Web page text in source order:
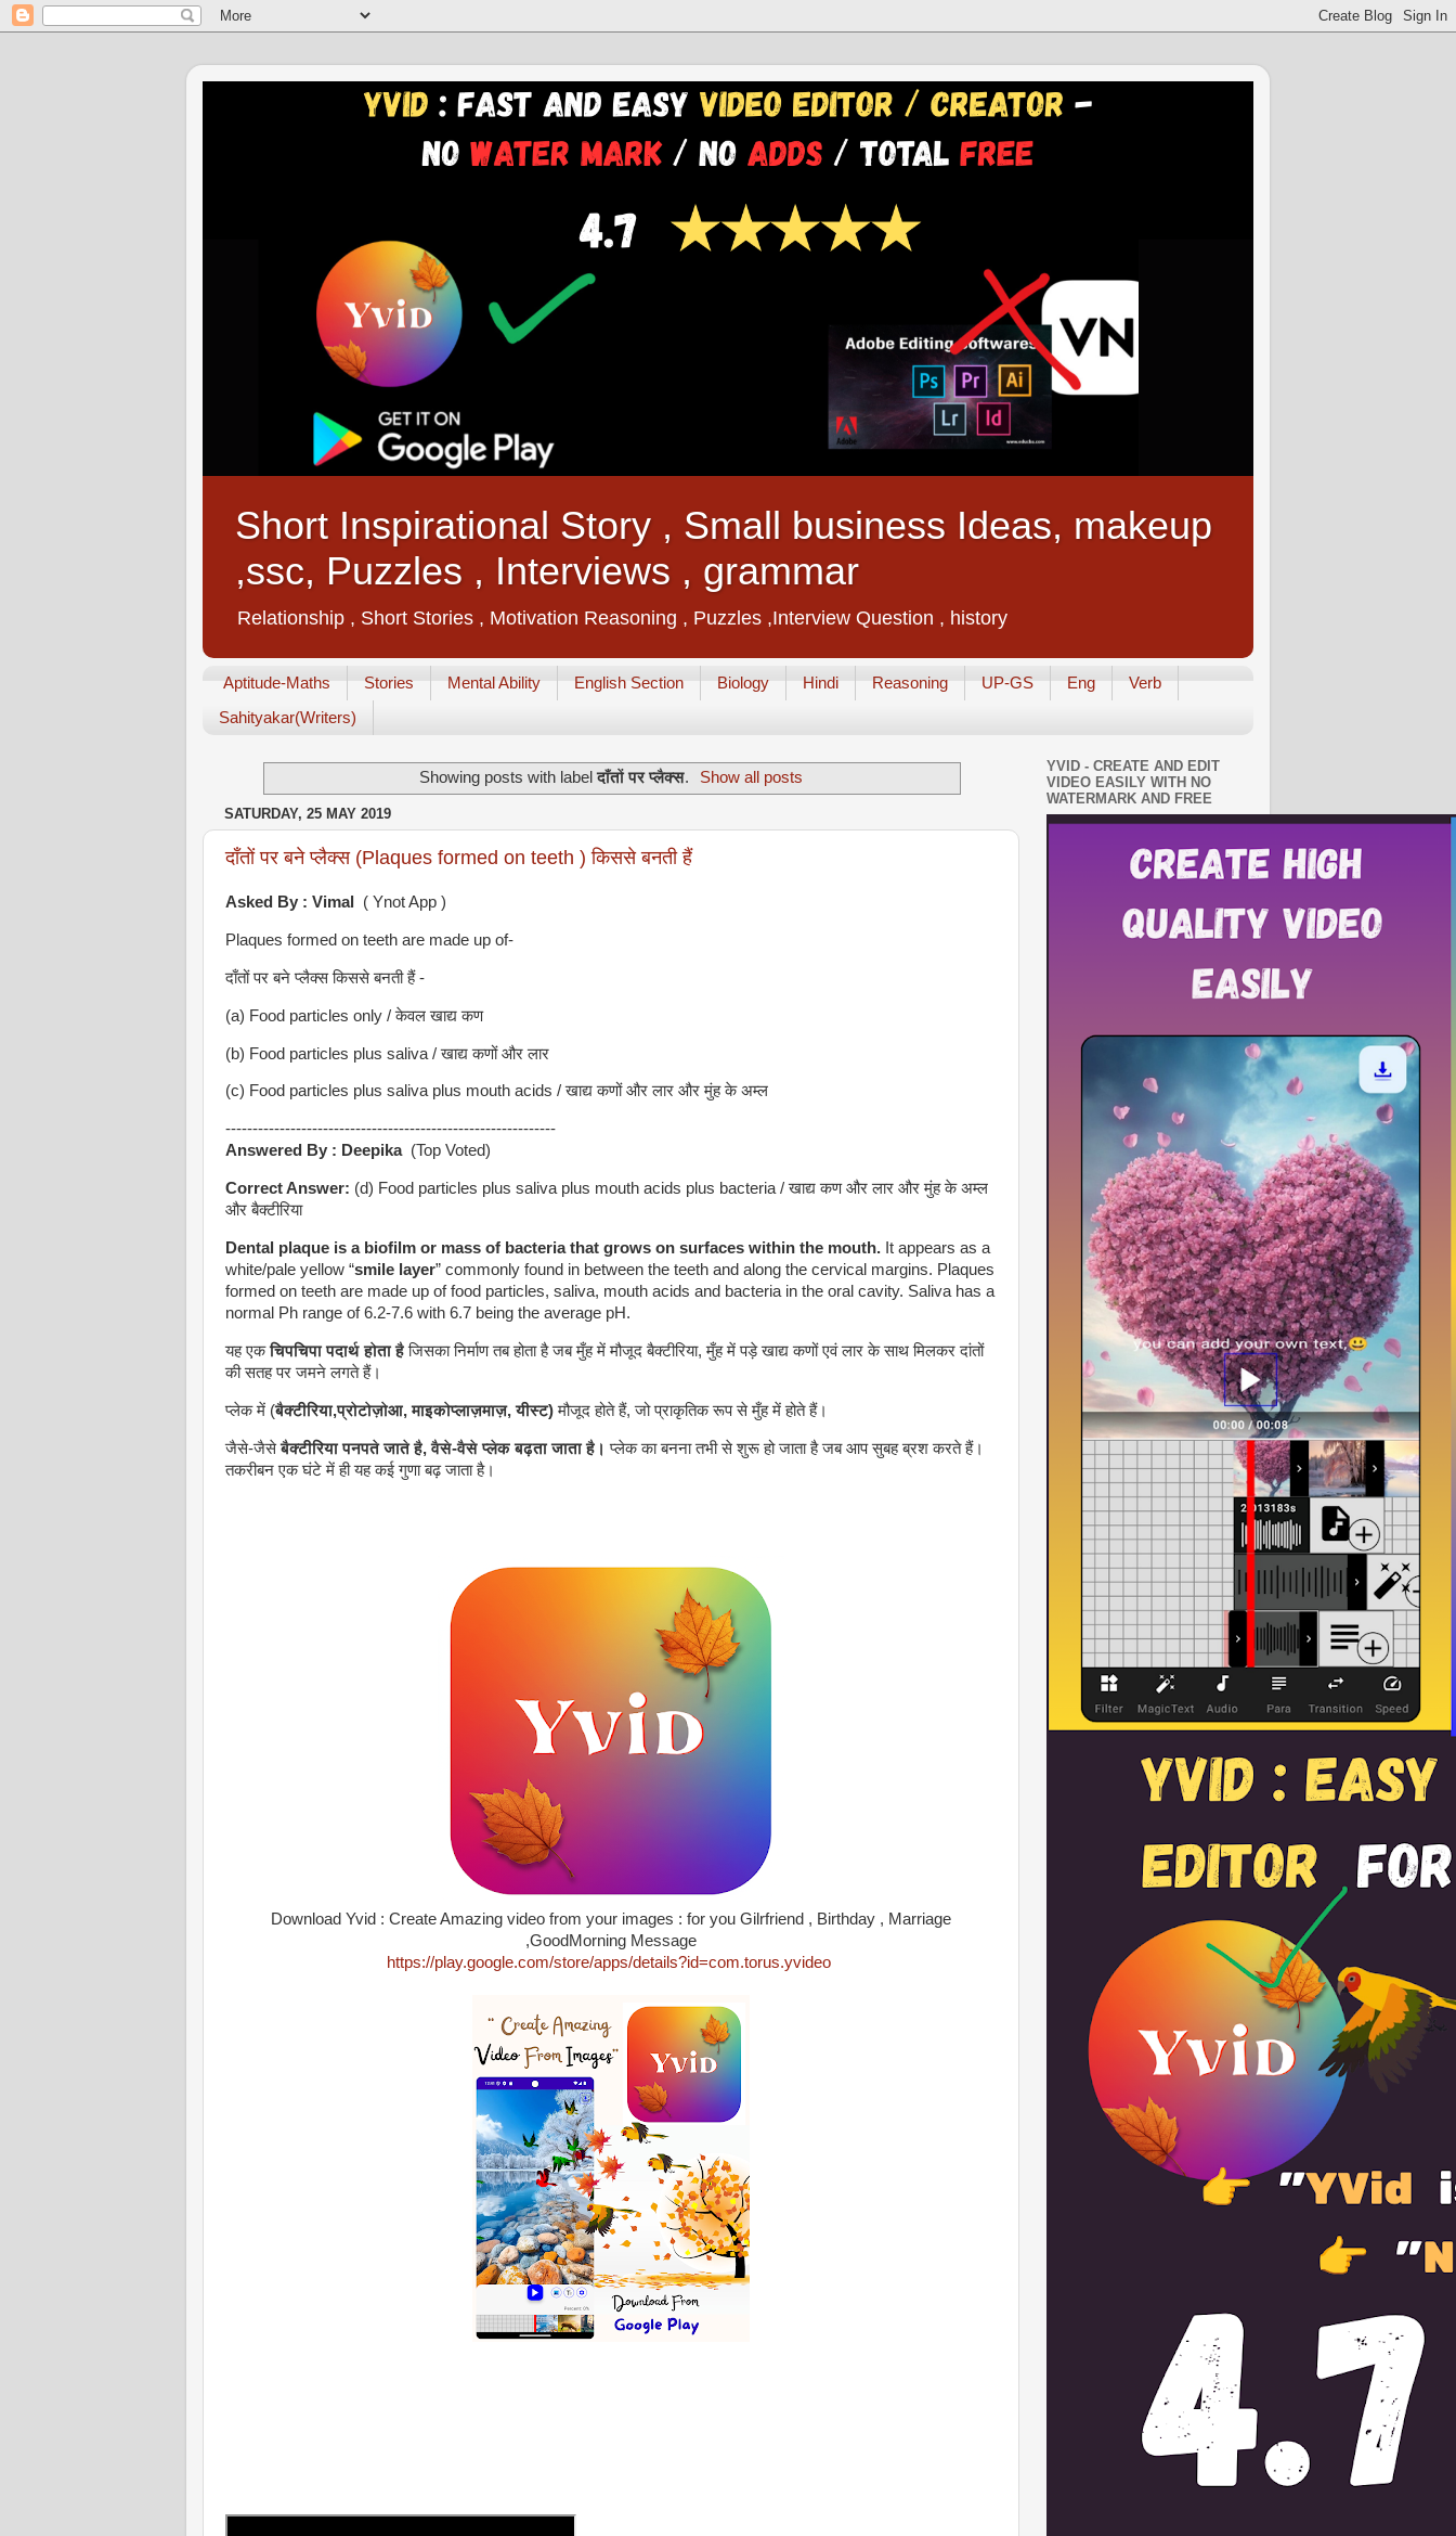
Short Inspirational Story , Small business Ideas, makeup
,ssc, Puzzles , Interviews , grammar
Relationship , Short Stories , Motivation Reasoning , Puzzles ,Interview Question , history
Aptitude-Maths Stories Mental Ability English Section Biology Hindi Reasoning UP-GS Eng
Verb
Sahityakar(Writers)
Showing posts with labelदाँतों पर प्लैक्स. Show all posts
SATURDAY, 25 MAY 2019
दाँतों पर बने प्लैक्स (Plaques formed on teeth ) किससे बनती हैं
Asked By : Vimal ( Ynot App )
Plaques formed on teeth are made up of-
दाँतों पर बने प्लैक्स किससे बनती हैं -
(a) Food particles only / केवल खाद्य कण
(b) Food particles plus saliva / खाद्य कणों और लार
(c) Food particles plus saliva plus mouth acids / खाद्य कणों और लार और मुंह के अम्ल
-------------------------------------------------------------
Answered By : Deepika(Top Voted)
Correct Answer: (d) Food particles plus saliva plus mouth acids plus bacteria / खाद्य कण और लार और मुंह के अम्ल
और बैक्टीरिया
Dental plaque is a biofilm or mass of bacteria that grows on surfaces within the mouth. It appears as a
white/pale yellow “smile layer” commonly found in between the teeth and along the cervical margins. Plaques
formed on teeth are made up of food particles, saliva, mouth acids and bacteria in the oral cavity. Saliva has a
normal Ph range of 6.2-7.6 with 6.7 being the average pH.
यह एकचिपचिपा पदार्थ होता हैजिसका निर्माण तब होता है जब मुँह में मौजूद बैक्‍टीरिया, मुँह में पड़े खाद्य कणों एवं लार के साथ मिलकर दांतों
की सतह पर जमने लगते हैं।
प्‍लेक में (बैक्‍टीरिया,प्रोटोज़ोआ, माइकोप्‍लाज़माज़, यीस्‍ट)मौजूद होते हैं, जो प्राकृतिक रूप से मुँह में होते हैं।
जैसे-जैसेबैक्‍टीरिया पनपते जाते है, वैसे-वैसे प्‍लेक बढ़ता जाता है। प्‍लेक का बनना तभी से शुरू हो जाता है जब आप सुबह ब्रश करते हैं।
तकरीबन एक घंटे में ही यह कई गुणा बढ़ जाता है।
Download Yvid : Create Amazing video from your images : for you Gilrfriend , Birthday , Marriage
,GoodMorning Message
https://play.google.com/store/apps/details?id=com.torus.yvideo
YVID - CREATE AND EDIT
VIDEO EASILY WITH NO
WATERMARK AND FREE